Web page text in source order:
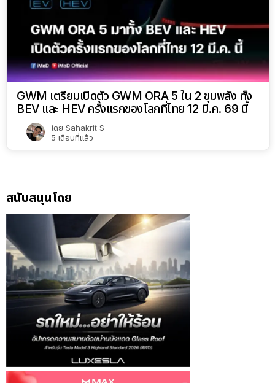
GWM เตรียมเปิดตัว GWM ORA 5 ใน 2 ขุมพลัง ทั้ง
BEV และ HEV ครั้งแรกของโลกที่ไทย 12 มี.ค. 69 นี้
โดย Sahakrit S
5 เดือนที่แล้ว
สนับสนุนโดย